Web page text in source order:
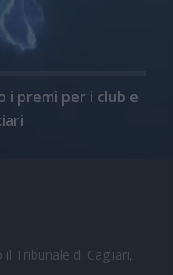
i premi per i club e
Tribunale di Cagliari,